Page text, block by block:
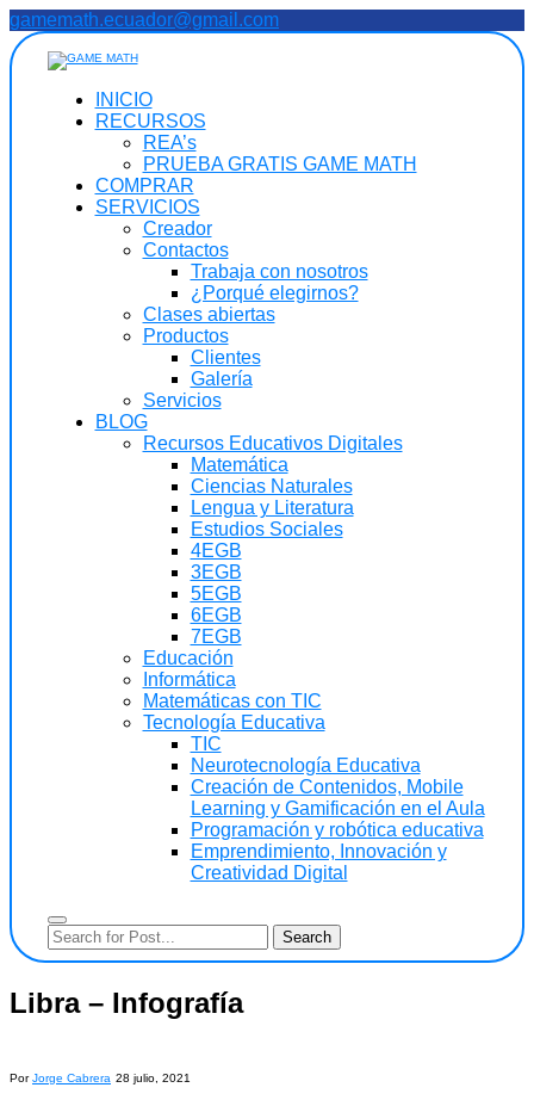
Saltar
al
contenido
gamemath.ecuador@gmail.com
INICIO
RECURSOS
REA’s
PRUEBA GRATIS GAME MATH
COMPRAR
SERVICIOS
Creador
Contactos
Trabaja con nosotros
¿Porqué elegirnos?
Clases abiertas
Productos
Clientes
Galería
Servicios
BLOG
Recursos Educativos Digitales
Matemática
Ciencias Naturales
Lengua y Literatura
Estudios Sociales
4EGB
3EGB
5EGB
6EGB
7EGB
Educación
Informática
Matemáticas con TIC
Tecnología Educativa
TIC
Neurotecnología Educativa
Creación de Contenidos, Mobile
Learning y Gamificación en el Aula
Programación y robótica educativa
Emprendimiento, Innovación y
Creatividad Digital
Libra – Infografía
PorJorge Cabrera 28 julio, 2021